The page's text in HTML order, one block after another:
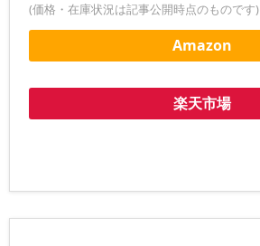
(価格・在庫状況は記事公開時点のものです)
Amazon
楽天市場